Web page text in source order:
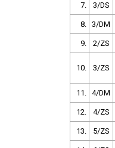
7. 3/DS
8. 3/DM
9. 2/ZS
10. 3/ZS
11. 4/DM
12. 4/ZS
13. 5/ZS